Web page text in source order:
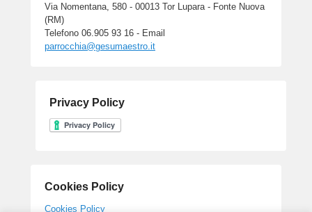
Via Nomentana, 580 - 00013 Tor Lupara - Fonte Nuova
(RM)
Telefono 06.905 93 16 - Email
parrocchia@gesumaestro.it
Privacy Policy
Cookies Policy
Cookies Policy